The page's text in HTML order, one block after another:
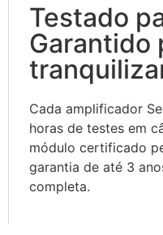
Testado
Garantido
Cada amplificador
horas de testes em
módulo certificado
garantia de até 3
completa.